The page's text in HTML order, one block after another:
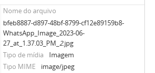
Nome do arquivo
bfeb8887-d897-48bf-8799-cf12e89159b8-
WhatsApp_Image_2023-06-
27_at_1.37.03_PM_ 2.jpg
Tipo de mídia
Imagem
Tipo MIME
image/jpeg